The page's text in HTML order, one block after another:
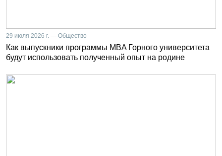
29 июля 2026 г. — Общество
Как выпускники программы MBA Горного университета
будут использовать полученный опыт на родине